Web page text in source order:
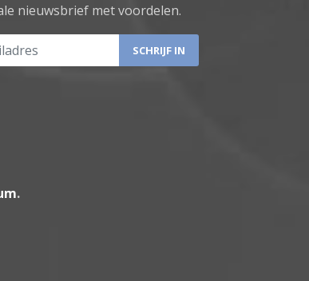
nieuwsbrief met voordelen.
.